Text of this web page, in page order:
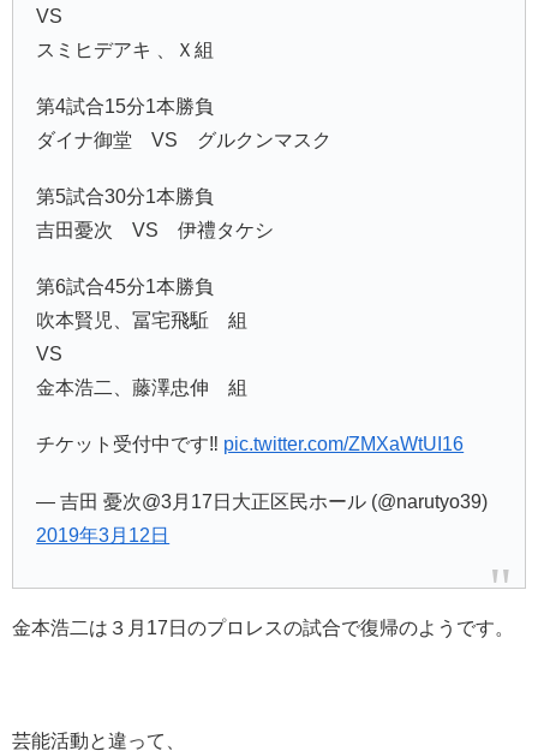
VS
スミヒデアキ 、Ｘ組
第4試合15分1本勝負
ダイナ御堂 VS グルクンマスク
第5試合30分1本勝負
吉田憂次 VS 伊禮タケシ
第6試合45分1本勝負
吹本賢児、冨宅飛駈 組
VS
金本浩二、藤澤忠伸 組
チケット受付中です‼️ pic.twitter.com/ZMXaWtUI16
— 吉田 憂次@3月17日大正区民ホール (@narutyo39)
2019年3月12日
金本浩二は３月17日のプロレスの試合で復帰のようです。
芸能活動と違って、